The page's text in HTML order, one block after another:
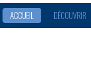
ACCUEIL DÉCOUVRIR